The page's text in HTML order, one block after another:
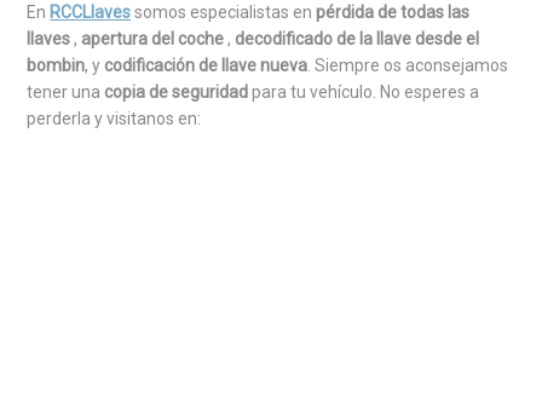
En RCCLlavessomos especialistas enpérdida de todas las
llaves, apertura del coche, decodificado de la llave desde el
bombin, y codificación de llave nueva . Siempre os aconsejamos
tener una copia de seguridadpara tu vehículo. No esperes a
perderla y visitanos en: